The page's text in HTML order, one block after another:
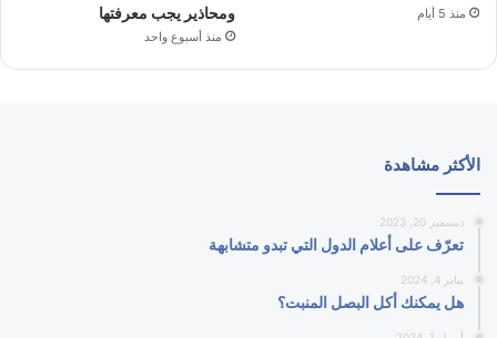
منذ 5 أيام
ومحاذير يجب معرفتها
منذ أسبوع واحد
الأكثر مشاهدة
ديسمبر 20, 2023
تعرّف على أعلام الدول التي تبدو متشابهة
يناير 4, 2024
هل يمكنك أكل البصل المنبت؟